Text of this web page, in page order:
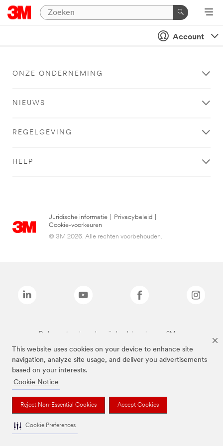
This website uses cookies on your device to enhance site
navigation, analyze site usage, and deliver you advertisements
based on your interests.
Cookie Notice
Reject Non-Essential Cookies Accept Cookies
Cookie Preferences
Account
ONZE ONDERNEMING
NIEUWS
REGELGEVING
HELP
Juridische informatie Privacybeleid
Cookie-voorkeuren
© 3M 2026. Alle rechten voorbehouden.
De bovenstaande merken zijn handelsmerken van 3M.we